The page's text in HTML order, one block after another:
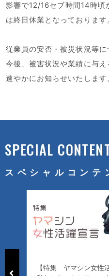
影響で12/16セブ時間14時頃
は終日休業となっております
従業員の安否・被災状況等に
今後、被害状況や業績に与え
速やかにお知らせいたします
SPECIAL
スペシャルコンテ
【特集 ヤマシン女性